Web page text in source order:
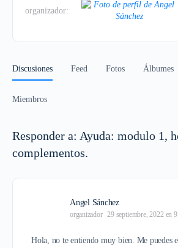
organizador:
Discusiones Feed Fotos Álbumes
Miembros
Responder a: Ayuda: modulo 1,
complementos.
Angel Sánchez
organizador 29 septiembre, 2022 en
Hola, no te entiendo muy bien. Me puedes